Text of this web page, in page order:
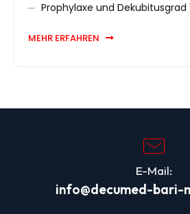
Prophylaxe und Dekubitusgrad
MEHR ERFAHREN
E-Mail:
info@decumed-bari-